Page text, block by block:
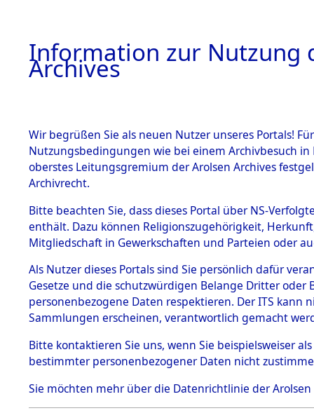
BESTÄNDE
1.
mente
5. Verschiedenes
5.3
Todesmärsche
5.3.1 Alliierte
Erhebungen
zu
Todesmärsch
en
5.3.2
und
0055
Information zur Nutzung
Archives
Wir begrüßen Sie als neuen Nutzer unseres Portals!
Nutzungsbedingungen wie bei einem Archivbesuch
oberstes Leitungsgremium der Arolsen Archives
Archivrecht.
Bitte beachten Sie, dass dieses Portal über NS-
enthält. Dazu können Religionszugehörigkeit,
Mitgliedschaft in Gewerkschaften und Parteien oder
Als Nutzer dieses Portals sind Sie persönlich dafür
Gesetze und die schutzwürdigen Belange Dritter
personenbezogene Daten respektieren. Der ITS
Sammlungen erscheinen, verantwortlich gemacht
Bitte kontaktieren Sie uns, wenn Sie beispielsweiser
bestimmter personenbezogener Daten nicht
Sie möchten mehr über die Datenrichtlinie der Arolsen